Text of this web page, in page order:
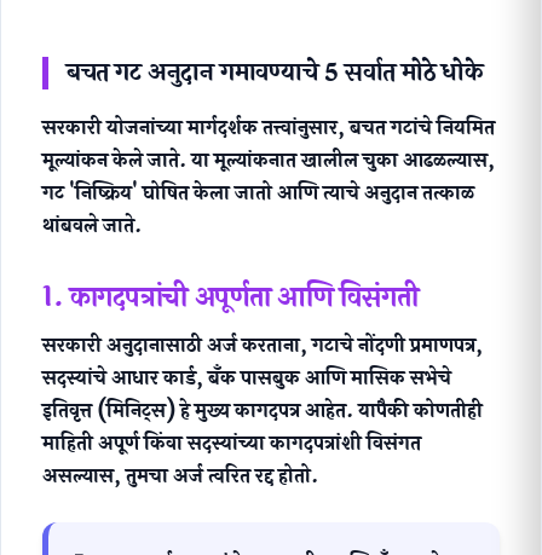
बचत गट अनुदान गमावण्याचे 5 सर्वात मोठे धोके
सरकारी योजनांच्या मार्गदर्शक तत्त्वांनुसार, बचत गटांचे नियमित
मूल्यांकन केले जाते. या मूल्यांकनात खालील चुका आढळल्यास,
गट 'निष्क्रिय' घोषित केला जातो आणि त्याचे अनुदान तत्काळ
थांबवले जाते.
1. कागदपत्रांची अपूर्णता आणि विसंगती
सरकारी अनुदानासाठी अर्ज करताना, गटाचे नोंदणी प्रमाणपत्र,
सदस्यांचे आधार कार्ड, बँक पासबुक आणि मासिक सभेचे
इतिवृत्त (मिनिट्स) हेमुख्य कागदपत्रआहेत. यापैकी कोणतीही
माहिती अपूर्ण किंवा सदस्यांच्या कागदपत्रांशी विसंगत
असल्यास, तुमचा अर्ज त्वरित रद्द होतो.